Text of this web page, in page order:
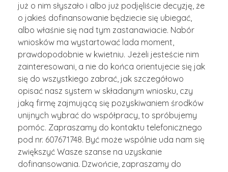
już o nim słyszało i albo już podjęliście decyzję, że
o jakieś dofinansowanie będziecie się ubiegać,
albo właśnie się nad tym zastanawiacie. Nabór
wniosków ma wystartować lada moment,
prawdopodobnie w kwietniu. Jeżeli jesteście nim
zainteresowani, a nie do końca orientujecie się jak
się do wszystkiego zabrać, jak szczegółowo
opisać nasz system w składanym wniosku, czy
jaką firmę zajmującą się pozyskiwaniem środków
unijnych wybrać do współpracy, to spróbujemy
pomóc. Zapraszamy do kontaktu telefonicznego
pod nr. 607671748. Być może wspólnie uda nam się
zwiększyć Wasze szanse na uzyskanie
dofinansowania. Dzwońcie, zapraszamy do